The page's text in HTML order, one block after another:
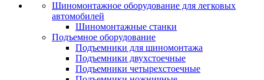
Шиномонтажное оборудование для легковых
автомобилей
Шиномонтажные станки
Подъемное оборудование
Подъемники для шиномонтажа
Подъемники двухстоечные
Подъемники четырехстоечные